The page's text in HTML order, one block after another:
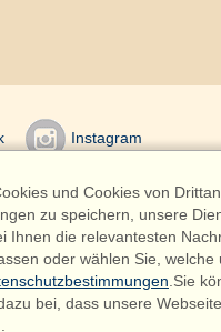
Instagram
Admiral Strand Feriehuse
Sie sind
und Cookies von
zu speichern, unsere
die relevantesten
oder wählen Sie,
.Sie
bei, dass unsere